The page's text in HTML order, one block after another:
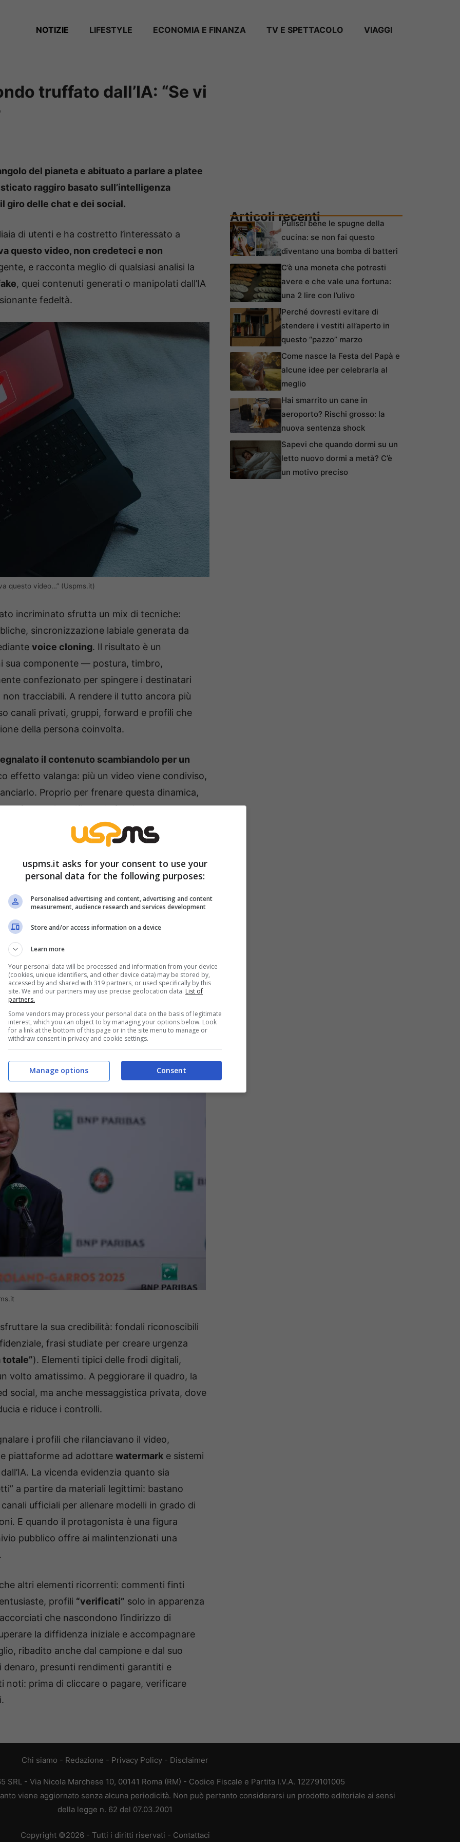
NOTIZIE LIFESTYLE ECONOMIA E FINANZA TV E SPETTACOLO VIAGGI
truffato dall’IA: “Se vi
del pianeta e abituato a parlare a platee
raggiro basato sull’intelligenza
giro delle chat e dei social.
di utenti e ha costretto l’interessato a
questo video, non credeteci e non
e racconta meglio di qualsiasi analisi la
, quei contenuti generati o manipolati dall’IA
fedeltà.
questo video…” (Uspms.it)
incriminato sfrutta un mix di tecniche:
sincronizzazione labiale generata da
voice cloning. Il risultato è un
sua componente — postura, timbro,
confezionato per spingere i destinatari
tracciabili. A rendere il tutto ancora più
canali privati, gruppi, forward e profili che
della persona coinvolta.
il contenuto scambiandolo per un
effetto valanga: più un video viene condiviso,
Proprio per frenare questa dinamica,
a fermarsi, verificare le fonti e a non
le segnalazioni ai gestori dei servizi digitali
corsa contro il tempo resa complessa
è accaduto
quanto riportato dal Corriere dello
di mira con un video generato
una sua comunicazione diretta e
del campione maiorchino promuovono un
ha smentito in modo netto e pubblico,
che non lascia margini:
io, è una truffa”.
la sua credibilità: fondali riconoscibili
frasi studiate per creare urgenza
totale”). Elementi tipici delle frodi digitali,
volto amatissimo. A peggiorare il quadro, la
social, ma anche messaggistica privata, dove
e riduce i controlli.
i profili che rilanciavano il video,
piattaforme ad adottare watermark e sistemi
La vicenda evidenzia quanto sia
a partire da materiali legittimi: bastano
ufficiali per allenare modelli in grado di
E quando il protagonista è una figura
pubblico offre ai malintenzionati una
altri elementi ricorrenti: commenti finti
profili “verificati” solo in apparenza
che nascondono l’indirizzo di
la diffidenza iniziale e accompagnare
ribadito anche dal campione e dal suo
presunti rendimenti garantiti e
noti: prima di cliccare o pagare, verificare
Articoli recentiPulisci bene le spugne della
cucina: se non fai questo
diventano una bomba di batteri
C’è una moneta che potresti
avere e che vale una fortuna:
una 2 lire con l’ulivo
Perché dovresti evitare di
stendere i vestiti all’aperto in
questo “pazzo” marzo
Come nasce la Festa del Papà e
alcune idee per celebrarla al
meglio
Hai smarrito un cane in
aeroporto? Rischi grosso: la
nuova sentenza shock
Sapevi che quando dormi su un
letto nuovo dormi a metà? C’è
un motivo preciso
Chi siamo - Redazione - Privacy Policy - Disclaimer
SRL - Via Nicola Marchese 10, 00141 Roma (RM) - Codice Fiscale e Partita I.V.A. 12279101005
viene aggiornato senza alcuna periodicità. Non può pertanto considerarsi un prodotto editoriale ai sensi
della legge n. 62 del 07.03.2001
Copyright ©2026 - Tutti i diritti riservati - Contattaci
uspms.it asks for your consent to use your
personal data for the following purposes:
Personalised advertising and content, advertising and content
measurement, audience research and services development
Store and/or access information on a device
Learn more
Your personal data will be processed and information from your device
(cookies, unique identifiers, and other device data) may be stored by,
accessed by and shared with 319 partners, or used specifically by this
site. We and our partners may use precise geolocation data. List of
partners.
Some vendors may process your personal data on the basis of legitimate
interest, which you can object to by managing your options below. Look
for a link at the bottom of this page or in the site menu to manage or
withdraw consent in privacy and cookie settings.
Consent
Manage options